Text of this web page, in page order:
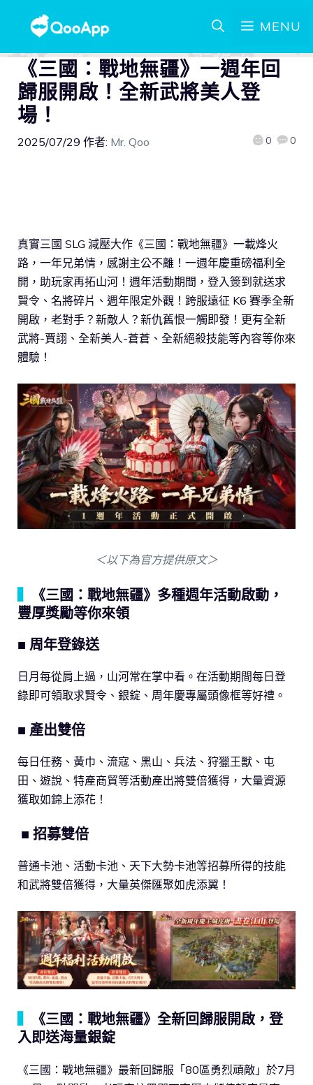
MENU
《三國：戰地無疆》一週年回
歸服開啟！全新武將美人登
場！
2025/07/29 作者: Mr. Qoo 0 0
真實三國 SLG 減壓大作《三國：戰地無疆》一載烽火
路，一年兄弟情，感謝主公不離！一週年慶重磅福利全
開，助玩家再拓山河！週年活動期間，登入簽到就送求
賢令、名將碎片、週年限定外觀！跨服遠征 K6 賽季全新
開啟，老對手？新敵人？新仇舊恨一觸即發！更有全新
武將-賈詡、全新美人-蒼蒼、全新絕殺技能等內容等你來
體驗！
＜以下為官方提供原文＞
《三國：戰地無疆》多種週年活動啟動，
豐厚獎勵等你來領
■ 周年登錄送
日月每從肩上過，山河常在掌中看。在活動期間每日登
錄即可領取求賢令、銀錠、周年慶專屬頭像框等好禮。
■ 產出雙倍
每日任務、黃巾、流寇、黑山、兵法、狩獵王獸、屯
田、遊說、特產商貿等活動產出將雙倍獲得，大量資源
獲取如錦上添花！
■ 招募雙倍
普通卡池、活動卡池、天下大勢卡池等招募所得的技能
和武將雙倍獲得，大量英傑匯聚如虎添翼！
《三國：戰地無疆》全新回歸服開啟，登
入即送海量銀錠
《三國：戰地無疆》最新回歸服「80區勇烈頑敵」於7月